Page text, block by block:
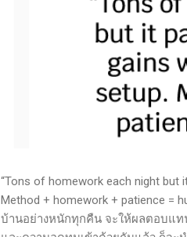
“Tons of homework each night
Method + homework + patience =
บ้านอย่างหนักทุกคืน จะให้ผลตอบแท